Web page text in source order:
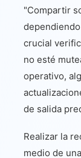
"Compartir
crucial
no esté
operativo,
de salida
Realizar la
medio de